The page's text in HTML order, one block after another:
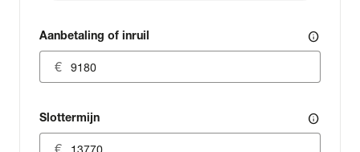
Aanbetaling of inruil info
Slottermijn info